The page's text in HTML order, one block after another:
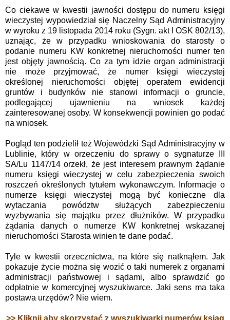
Co ciekawe w kwestii jawności dostępu do numeru księgi
wieczystej wypowiedział się Naczelny Sąd Administracyjny
w wyroku z 19 listopada 2014 roku (Sygn. akt I OSK 802/13),
uznając, że w przypadku wnioskowania do starosty o
podanie numeru KW konkretnej nieruchomości numer ten
jest objęty jawnością. Co za tym idzie organ administracji
nie może przyjmować, że numer księgi wieczystej
określonej nieruchomości objętej operatem ewidencji
gruntów i budynków nie stanowi informacji o gruncie,
podlegającej ujawnieniu na wniosek każdej
zainteresowanej osoby. W konsekwencji powinien go podać
na wniosek.
Pogląd ten podzielił też Wojewódzki Sąd Administracyjny w
Lublinie, który w orzeczeniu do sprawy o sygnaturze III
SA/Lu 1147/14 orzekł, że jest interesem prawnym żądanie
numeru księgi wieczystej w celu zabezpieczenia swoich
roszczeń określonych tytułem wykonawczym.
Informacje o
numerze księgi wieczystej mogą być konieczne dla
wytaczania powództw służących zabezpieczeniu
wyzbywania się majątku przez dłużników. W przypadku
żądania danych o numerze KW konkretnej wskazanej
nieruchomości Starosta winien te dane podać.
Tyle w kwestii orzecznictwa, na które się natknąłem. Jak
pokazuje życie można się wozić o taki numerek z organami
administracji państwowej i sądami, albo sprawdzić go
odpłatnie w komercyjnej wyszukiwarce. Jaki sens ma taka
postawa urzędów? Nie wiem.
>> Kliknij aby skorzystać z wyszukiwarki numerów ksiąg